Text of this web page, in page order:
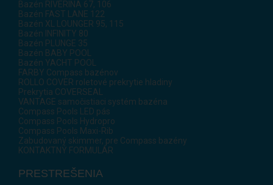
Bazén RIVERINA 67, 106
Bazén FAST LANE 122
Bazén XL LOUNGER 95, 115
Bazén INFINITY 80
Bazén PLUNGE 35
Bazén BABY POOL
Bazén YACHT POOL
FARBY Compass bazénov
ROLLO COVER roletové prekrytie hladiny
Prekrytia COVERSEAL
VANTAGE samočistiaci systém bazéna
Compass Pools LED pás
Compass Pools Hydropro
Compass Pools Maxi-Rib
Zabudovaný skimmer, pre Compass bazény
KONTAKTNÝ FORMULÁR
PRESTREŠENIA